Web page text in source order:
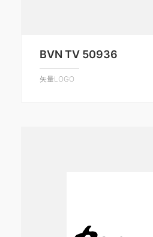
BVN TV 50936
矢量LOGO